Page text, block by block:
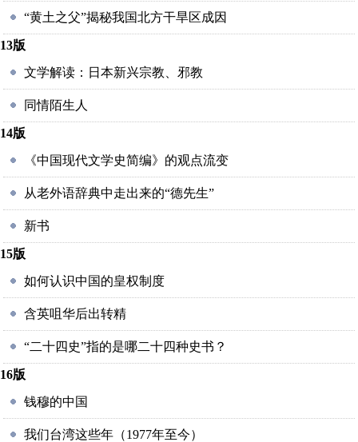
“黄土之父”揭秘我国北方干旱区成因
13版
文学解读：日本新兴宗教、邪教
同情陌生人
14版
《中国现代文学史简编》的观点流变
从老外语辞典中走出来的“德先生”
新书
15版
如何认识中国的皇权制度
含英咀华后出转精
“二十四史”指的是哪二十四种史书？
16版
钱穆的中国
我们台湾这些年（1977年至今）